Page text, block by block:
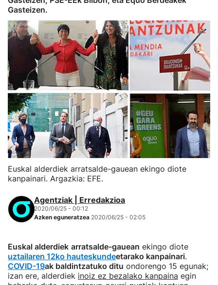
Gasteizen.
Euskal alderdiek arratsalde-gauean ekingo diote
kanpainari. Argazkia: EFE.
Agentziak | Erredakzioa
2020/06/25 - 00:12
Azken eguneratzea 2020/06/25 - 02:05
Euskal alderdiek arratsalde-gauean ekingo diote
uztailaren 12ko hauteskundeetarako kanpainari.
COVID-19ak baldintzatuko ditu ondorengo 15 egunak;
izan ere, alderdiek inoiz ez bezalako kanpaina egin